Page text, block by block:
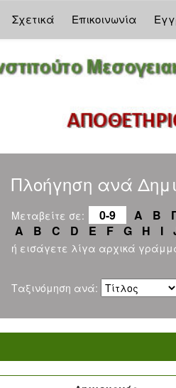
Σχετικά Επικοινωνία
Πλοήγηση ανά
Μεταβείτε σε: 0-9 Α Β
A
B C D E F G H I
ή εισάγετε λίγα αρχικά
Ταξινόμηση ανά: